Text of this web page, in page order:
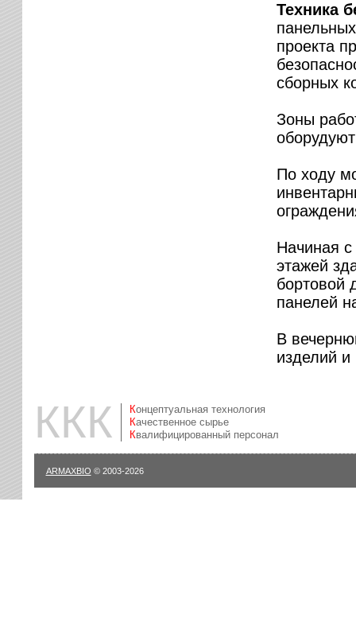
Техника
проекта
сборных
Зоны
По ходу
Начиная
этажей
бортовой
панелей
В
изделий
ККК
Концептуальная технология
Качественное сырье
Квалифицированный персонал
ARMAXBIO © 2003-2026